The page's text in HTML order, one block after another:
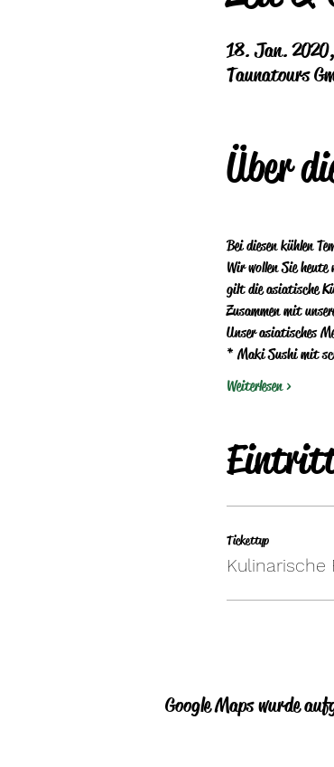
18. Jan.
Taunatours
Über
Bei diesen kühlen
Wir wollen Sie
gilt die asiatische
Zusammen mit
Unser asiatisches
* Maki Sushi mit
Weiterlesen >
Tickettyp
Kulinarische
Google Maps wurde